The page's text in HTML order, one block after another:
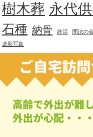
樹木葬 永代
石種 納骨 終活 聞法の
遺影写真